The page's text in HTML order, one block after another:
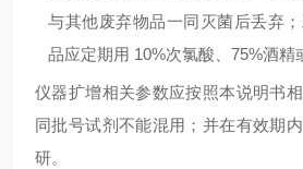
与其他废弃物品一同灭菌后丢弃
品应定期用 10%次氯酸、 75%酒精
仪器扩增相关参数应按照本说明书
同批号试剂不能混用；并在有效期内
研。